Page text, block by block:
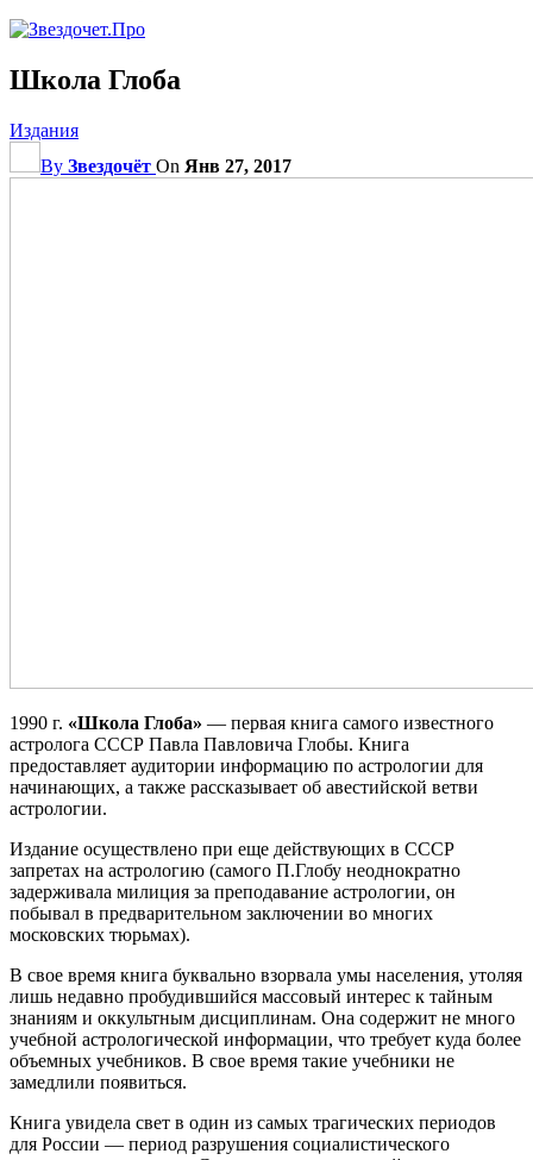
Школа Глоба
Издания
By Звездочёт On Янв 27, 2017
1990 г. «Школа Глоба» — первая книга самого известного
астролога СССР Павла Павловича Глобы. Книга
предоставляет аудитории информацию по астрологии для
начинающих, а также рассказывает об авестийской ветви
астрологии.
Издание осуществлено при еще действующих в СССР
запретах на астрологию (самого П.Глобу неоднократно
задерживала милиция за преподавание астрологии, он
побывал в предварительном заключении во многих
московских тюрьмах).
В свое время книга буквально взорвала умы населения, утоляя
лишь недавно пробудившийся массовый интерес к тайным
знаниям и оккультным дисциплинам. Она содержит не много
учебной астрологической информации, что требует куда более
объемных учебников. В свое время такие учебники не
замедлили появиться.
Книга увидела свет в один из самых трагических периодов
для России — период разрушения социалистического